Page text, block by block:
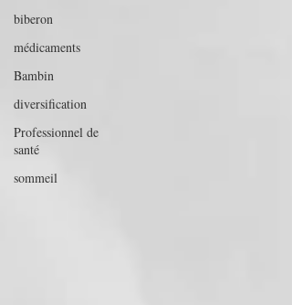
biberon
médicaments
Bambin
diversification
Professionnel de
santé
sommeil